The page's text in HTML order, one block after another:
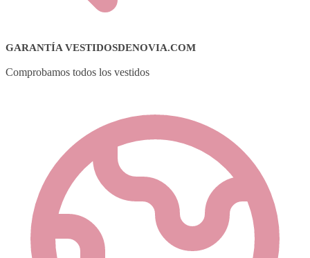
GARANTÍA VESTIDOSDENOVIA.COM
Comprobamos todos los vestidos